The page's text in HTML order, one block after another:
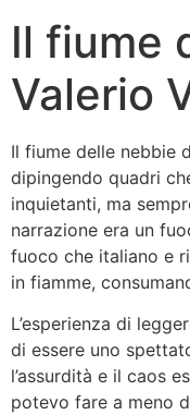
Il fiume
Valerio
Il fiume delle nebbie
dipingendo quadri
inquietanti, ma
narrazione era un
fuoco che italiano e
in fiamme,
L’esperienza di
di essere uno
l’assurdità e il caos
potevo fare a meno